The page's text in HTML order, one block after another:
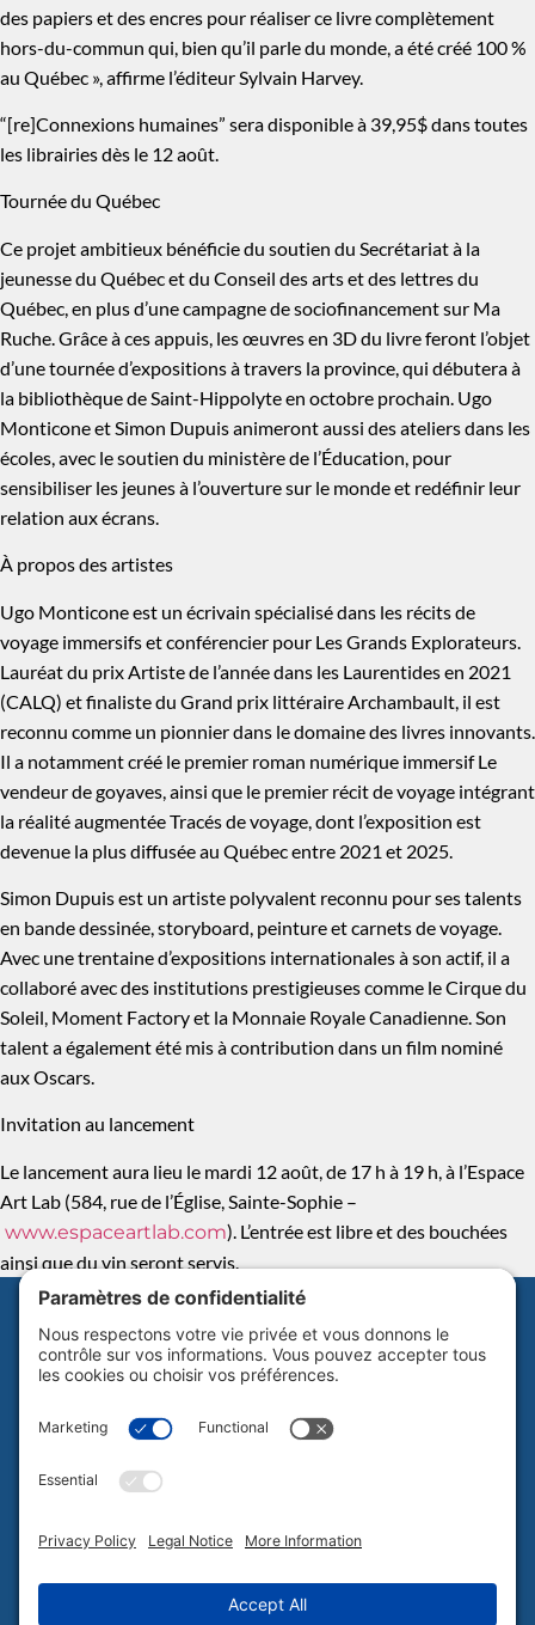
des papiers et des encres pour réaliser ce livre complètement
hors-du-commun qui, bien qu’il parle du monde, a été créé 100 %
au Québec », affirme l’éditeur Sylvain Harvey.
“[re]Connexions humaines” sera disponible à 39,95$ dans toutes
les librairies dès le 12 août.
Tournée du Québec
Ce projet ambitieux bénéficie du soutien du Secrétariat à la
jeunesse du Québec et du Conseil des arts et des lettres du
Québec, en plus d’une campagne de sociofinancement sur Ma
Ruche. Grâce à ces appuis, les œuvres en 3D du livre feront l’objet
d’une tournée d’expositions à travers la province, qui débutera à
la bibliothèque de Saint-Hippolyte en octobre prochain. Ugo
Monticone et Simon Dupuis animeront aussi des ateliers dans les
écoles, avec le soutien du ministère de l’Éducation, pour
sensibiliser les jeunes à l’ouverture sur le monde et redéfinir leur
relation aux écrans.
À propos des artistes
Ugo Monticone est un écrivain spécialisé dans les récits de
voyage immersifs et conférencier pour Les Grands Explorateurs.
Lauréat du prix Artiste de l’année dans les Laurentides en 2021
(CALQ) et finaliste du Grand prix littéraire Archambault, il est
reconnu comme un pionnier dans le domaine des livres innovants.
Il a notamment créé le premier roman numérique immersif Le
vendeur de goyaves, ainsi que le premier récit de voyage intégrant
la réalité augmentée Tracés de voyage, dont l’exposition est
devenue la plus diffusée au Québec entre 2021 et 2025.
Simon Dupuis est un artiste polyvalent reconnu pour ses talents
en bande dessinée, storyboard, peinture et carnets de voyage.
Avec une trentaine d’expositions internationales à son actif, il a
collaboré avec des institutions prestigieuses comme le Cirque du
Soleil, Moment Factory et la Monnaie Royale Canadienne. Son
talent a également été mis à contribution dans un film nominé
aux Oscars.
Invitation au lancement
Le lancement aura lieu le mardi 12 août, de 17 h à 19 h, à l’Espace
Art Lab (584, rue de l’Église, Sainte-Sophie –
www.espaceartlab.com). L’entrée est libre et des bouchées
ainsi que du vin seront servis.
Abonnez-vous à notre infolettre